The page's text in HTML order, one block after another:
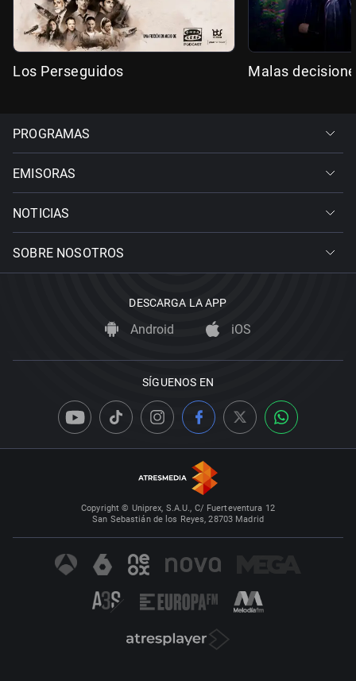
Los Perseguidos Malas
PROGRAMAS
EMISORAS
NOTICIAS
SOBRE NOSOTROS
DESCARGA LA APP
Android iOS
SÍGUENOS EN
Copyright © Uniprex, S.A.U., C/ Fuerteventura 12
San Sebastián de los Reyes, 28703 Madrid